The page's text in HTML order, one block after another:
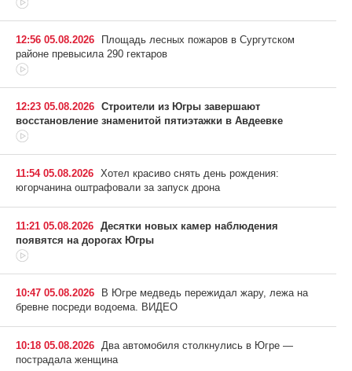
12:56 05.08.2026
Площадь лесных пожаров в Сургутском
районе превысила 290 гектаров
12:23 05.08.2026 Строители из Югры завершают
восстановление знаменитой пятиэтажки в Авдеевке
11:54 05.08.2026 Хотел красиво снять день рождения:
югорчанина оштрафовали за запуск дрона
11:21 05.08.2026 Десятки новых камер наблюдения
появятся на дорогах Югры
10:47 05.08.2026
В Югре медведь пережидал жару, лежа на
бревне посреди водоема. ВИДЕО
10:18 05.08.2026 Два автомобиля столкнулись в Югре —
пострадала женщина